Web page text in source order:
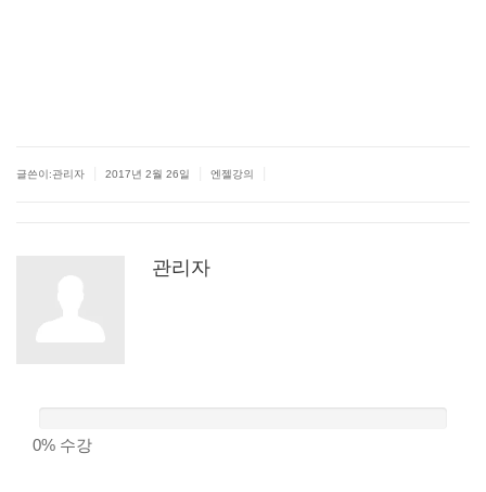
글쓴이:관리자 2017년 2월 26일 엔젤강의
관리자
0% 수강